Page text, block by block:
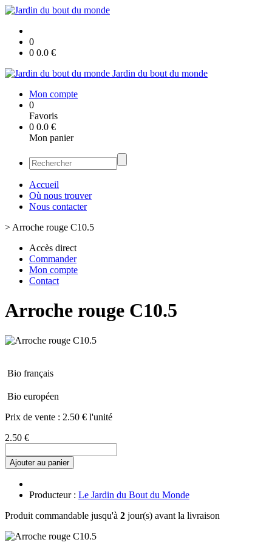
0
0 0.0 €
Jardin du bout du monde
Mon compte
0
Favoris
0 0.0 €
Mon panier
Accueil
Où nous trouver
Nous contacter
> Arroche rouge C10.5
Accès direct
Commander
Mon compte
Contact
Arroche rouge C10.5
Bio français
Bio européen
Prix de vente : 2.50 € l'unité
2.50 €
Ajouter au panier
Producteur : Le Jardin du Bout du Monde
Produit commandable jusqu'à 2 jour(s) avant la livraison